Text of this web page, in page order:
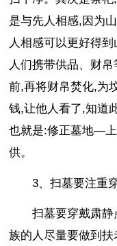
是与先人相感,因为
人相感可以更好得
人们携带供品、财
前,再将财帛焚化,为
钱,让他人看了,知道
也就是:修正墓地—
供。
3、扫墓要注重
扫墓要穿戴肃
族的人尽量要做到